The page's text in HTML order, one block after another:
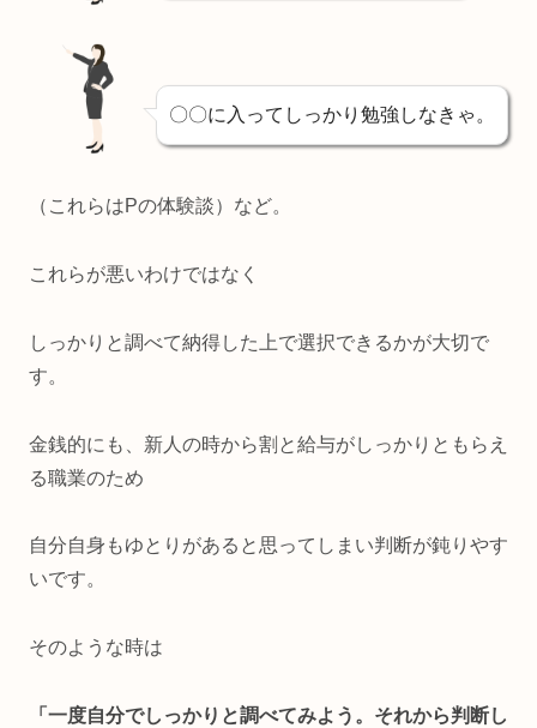
〇〇に入ってしっかり勉強しなきゃ。
（これらはPの体験談）など。
これらが悪いわけではなく
しっかりと調べて納得した上で選択できるかが大切で
す。
金銭的にも、新人の時から割と給与がしっかりともらえ
る職業のため
自分自身もゆとりがあると思ってしまい判断が鈍りやす
いです。
そのような時は
「一度自分でしっかりと調べてみよう。それから判断し